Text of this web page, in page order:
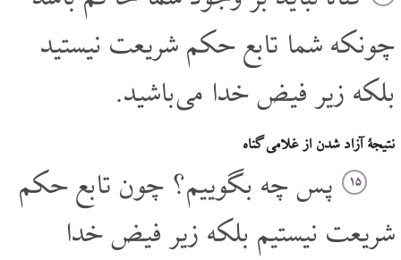
چونکه شما تابع حکم شریعت نیستید
بلکه زیر فیض خدا می باشید.
نتیجۀ آزاد شدن از غلامی گناه
۱۵ پس چه بگوییم؟ چون تابع حکم
شریعت نیستیم بلکه زیر فیض خدا